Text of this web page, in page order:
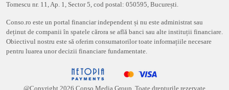
Tomescu nr. 11, Ap. 1, Sector 5, cod postal: 050595, București.
Conso.ro este un portal financiar independent și nu este administrat sau
deținut de companii în spatele cărora se află banci sau alte instituții financiare.
Obiectivul nostru este să oferim consumatorilor toate informațiile necesare
pentru luarea unor decizii financiare fundamentate.
@Copyright 2026 Conso Media Group. Toate drepturile rezervate